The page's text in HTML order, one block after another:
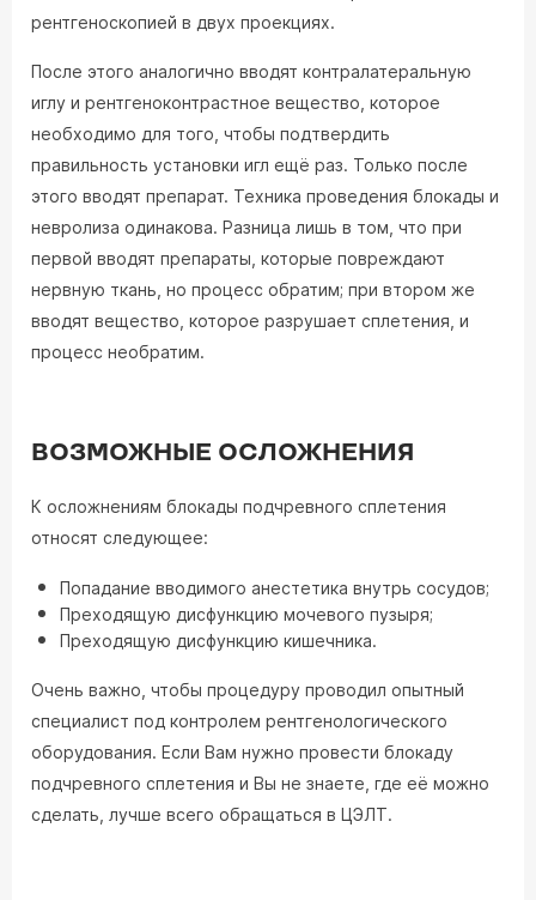
рентгеноскопией в двух проекциях.
После этого аналогично вводят контралатеральную
иглу и рентгеноконтрастное вещество, которое
необходимо для того, чтобы подтвердить
правильность установки игл ещё раз. Только после
этого вводят препарат. Техника проведения блокады и
невролиза одинакова. Разница лишь в том, что при
первой вводят препараты, которые повреждают
нервную ткань, но процесс обратим; при втором же
вводят вещество, которое разрушает сплетения, и
процесс необратим.
ВОЗМОЖНЫЕ ОСЛОЖНЕНИЯ
К осложнениям блокады подчревного сплетения
относят следующее:
Попадание вводимого анестетика внутрь сосудов;
Преходящую дисфункцию мочевого пузыря;
Преходящую дисфункцию кишечника.
Очень важно, чтобы процедуру проводил опытный
специалист под контролем рентгенологического
оборудования. Если Вам нужно провести блокаду
подчревного сплетения и Вы не знаете, где её можно
сделать, лучше всего обращаться в ЦЭЛТ.